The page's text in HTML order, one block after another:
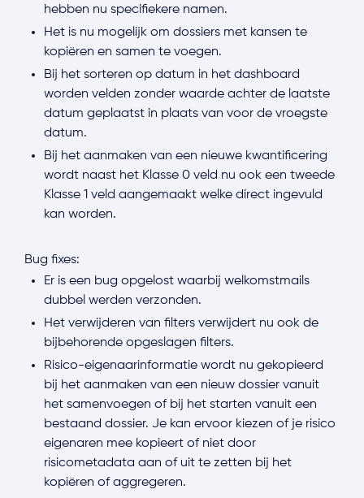
hebben nu specifiekere namen.
Het is nu mogelijk om dossiers met kansen te
kopiëren en samen te voegen.
Bij het sorteren op datum in het dashboard
worden velden zonder waarde achter de laatste
datum geplaatst in plaats van voor de vroegste
datum.
Bij het aanmaken van een nieuwe kwantificering
wordt naast het Klasse 0 veld nu ook een tweede
Klasse 1 veld aangemaakt welke direct ingevuld
kan worden.
Bug fixes:
Er is een bug opgelost waarbij welkomstmails
dubbel werden verzonden.
Het verwijderen van filters verwijdert nu ook de
bijbehorende opgeslagen filters.
Risico-eigenaarinformatie wordt nu gekopieerd
bij het aanmaken van een nieuw dossier vanuit
het samenvoegen of bij het starten vanuit een
bestaand dossier. Je kan ervoor kiezen of je risico
eigenaren mee kopieert of niet door
risicometadata aan of uit te zetten bij het
kopiëren of aggregeren.